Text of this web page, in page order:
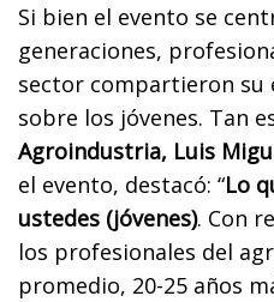
Si bien el evento se
generaciones,
sector compartieron su
sobre los jóvenes. Tan
Agroindustria, Luis
el evento, destacó: “Lo
ustedes (jóvenes). Con
los profesionales del
promedio, 20-25 años